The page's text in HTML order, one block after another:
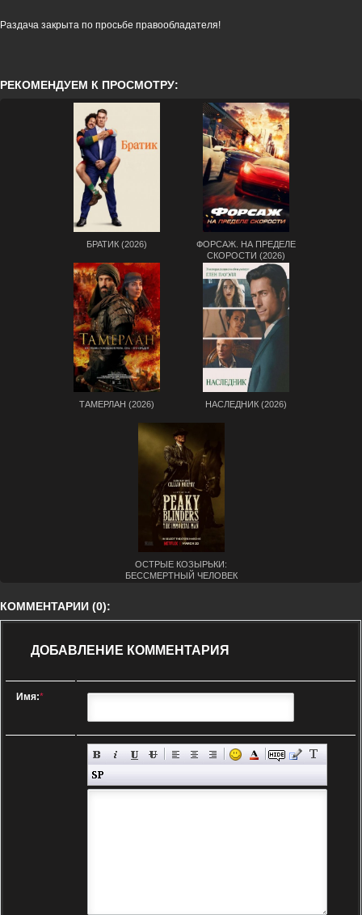
Раздача закрыта по просьбе правообладателя!
РЕКОМЕНДУЕМ К ПРОСМОТРУ:
БРАТИК (2026)
ФОРСАЖ. НА ПРЕДЕЛЕ
СКОРОСТИ (2026)
ТАМЕРЛАН (2026) НАСЛЕДНИК (2026)
ОСТРЫЕ КОЗЫРЬКИ:
БЕССМЕРТНЫЙ ЧЕЛОВЕК
КОММЕНТАРИИ (0):
ДОБАВЛЕНИЕ КОММЕНТАРИЯ
Имя:*